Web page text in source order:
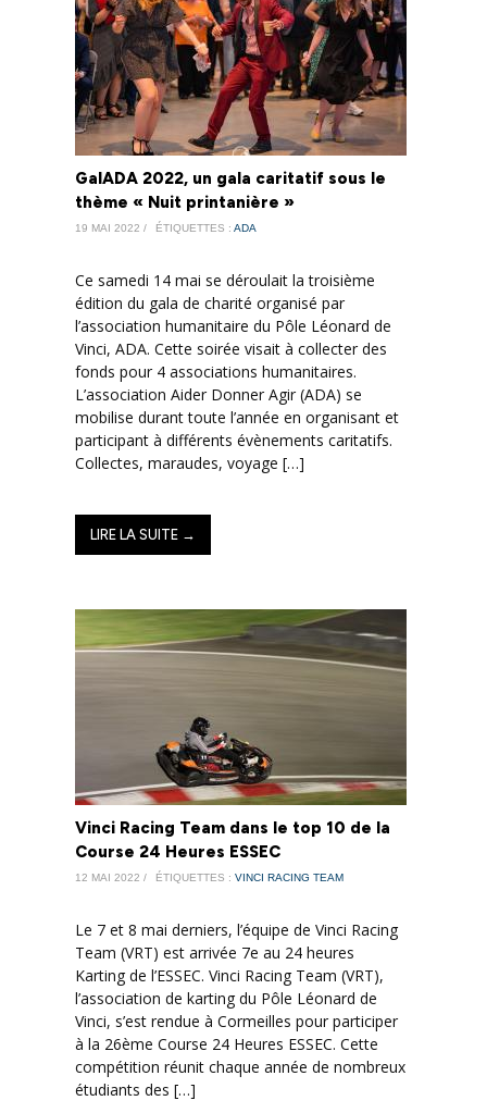
GalADA 2022, un gala caritatif sous le
thème « Nuit printanière »
19 MAI 2022 / ÉTIQUETTES : ADA
Ce samedi 14 mai se déroulait la troisième
édition du gala de charité organisé par
l’association humanitaire du Pôle Léonard de
Vinci, ADA. Cette soirée visait à collecter des
fonds pour 4 associations humanitaires.
L’association Aider Donner Agir (ADA) se
mobilise durant toute l’année en organisant et
participant à différents évènements caritatifs.
Collectes, maraudes, voyage […]
LIRE LA SUITE →
Vinci Racing Team dans le top 10 de la
Course 24 Heures ESSEC
12 MAI 2022 / ÉTIQUETTES : VINCI RACING TEAM
Le 7 et 8 mai derniers, l’équipe de Vinci Racing
Team (VRT) est arrivée 7e au 24 heures
Karting de l’ESSEC. Vinci Racing Team (VRT),
l’association de karting du Pôle Léonard de
Vinci, s’est rendue à Cormeilles pour participer
à la 26ème Course 24 Heures ESSEC. Cette
compétition réunit chaque année de nombreux
étudiants des […]